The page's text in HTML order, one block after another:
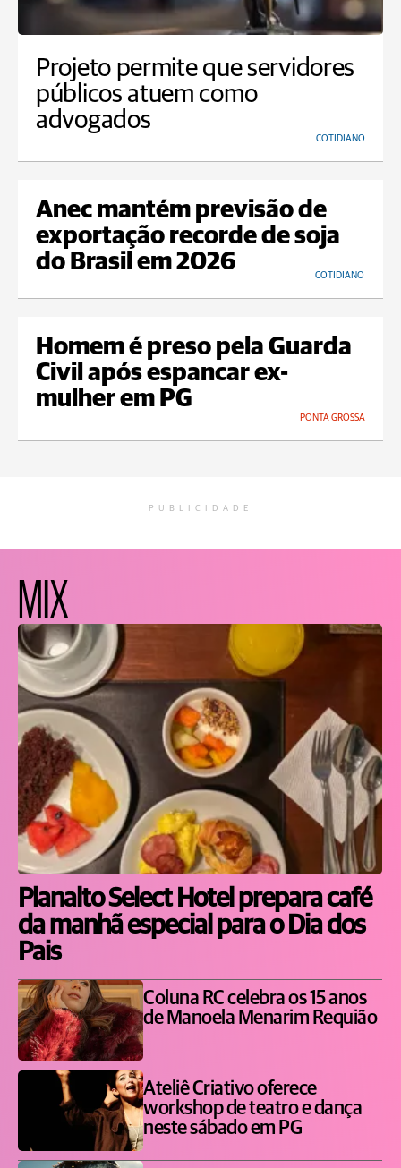
Projeto permite que servidores
públicos atuem como
advogados
COTIDIANO
Anec mantém previsão de
exportação recorde de soja
do Brasil em 2026
COTIDIANO
Homem é preso pela Guarda
Civil após espancar ex-
mulher em PG
PONTA GROSSA
PUBLICIDADE
MIX
Planalto Select Hotel prepara café
da manhã especial para o Dia dos
Pais
Coluna RC celebra os 15 anos
de Manoela Menarim Requião
Ateliê Criativo oferece
workshop de teatro e dança
neste sábado em PG